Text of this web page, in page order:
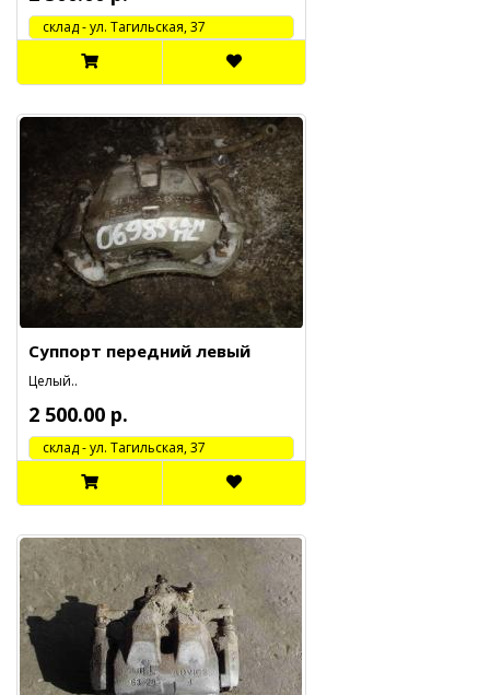
cклад - ул. Тагильская, 37
Суппорт передний левый
Целый..
2 500.00 р.
cклад - ул. Тагильская, 37